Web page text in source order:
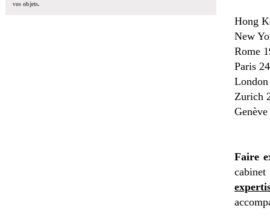
vos objets.
Hong
New
Rome
Paris
Zurich
Faire